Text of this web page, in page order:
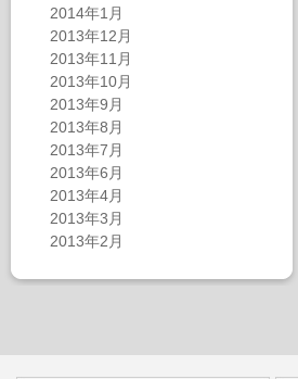
2014年1月
2013年12月
2013年11月
2013年10月
2013年9月
2013年8月
2013年7月
2013年6月
2013年4月
2013年3月
2013年2月